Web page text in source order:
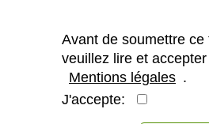
Avant de soumettre ce
veuillez lire et
Mentions légales .
J'accepte: